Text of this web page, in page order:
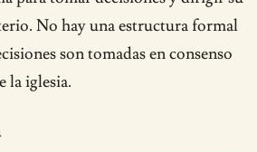
No hay una estructura formal
son tomadas en consenso
la iglesia.